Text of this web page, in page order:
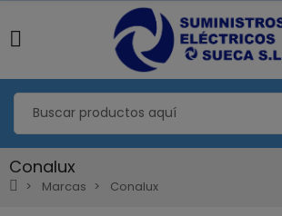
Conalux
Marcas Conalux